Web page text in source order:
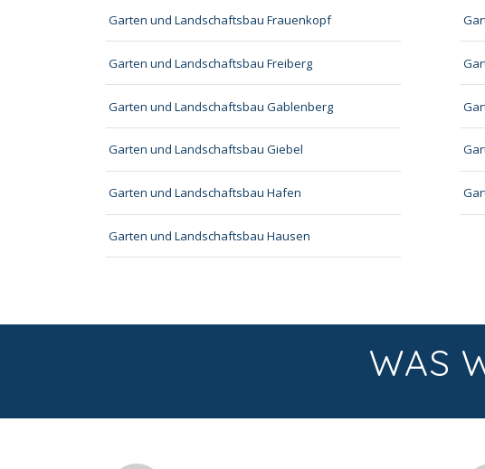
Garten und Landschaftsbau Frauenkopf
Garten und Landschaftsbau Freiberg
Garten und Landschaftsbau Gablenberg
Garten und Landschaftsbau Giebel
Garten und Landschaftsbau Hafen
Garten und Landschaftsbau Hausen
WAS